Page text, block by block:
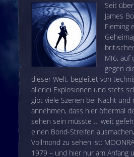
Seit
James
Fleming
MI6, auf
gegen
dieser Welt, begleitet von
allerlei Explosionen und stets
gibt viele Szenen bei Nacht und
annehmen, dass hier öftermal
sehen sein müsste … weit
einen Bond-Streifen
Vollmond zu sehen ist:
1979 – und hier nur am Anfang